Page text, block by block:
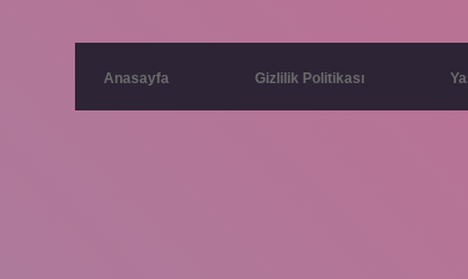
Anasayfa Gizlilik Politikası